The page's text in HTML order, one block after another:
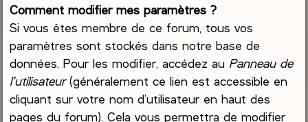
Comment modifier mes paramètres ?
Si vous êtes membre de ce forum, tous vos
paramètres sont stockés dans notre base de
données. Pour les modifier, accédez au Panneau de
l’utilisateur(généralement ce lien est accessible en
cliquant sur votre nom d’utilisateur en haut des
pages du forum). Cela vous permettra de modifier